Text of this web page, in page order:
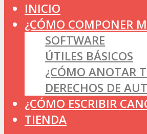
INICIO
¿CÓMO COMPONER
SOFTWARE
ÚTILES BÁSICOS
¿CÓMO ANOTAR
DERECHOS DE
¿CÓMO ESCRIBIR
TIENDA